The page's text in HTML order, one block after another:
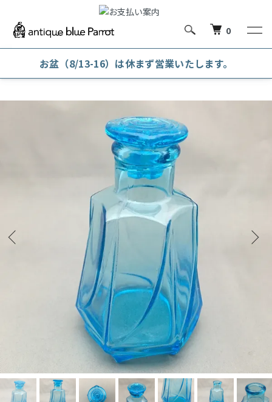
0
お盆（8/13-16）は休まず営業いたします。
ガラス器 その他 ガラス器